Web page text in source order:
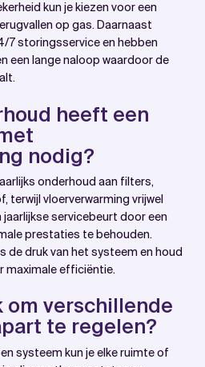
kun je kiezen voor een
op gas. Daarnaast
7 storingsservice en hebben
een lange naloop waardoor de
heeft een
nodig?
onderhoud aan filters,
terwijl vloerverwarming vrijwel
jaarlijkse servicebeurt door een
prestaties te behouden.
de druk van het systeem en houd
maximale efficiëntie.
om verschillende
te regelen?
systeem kun je elke ruimte of